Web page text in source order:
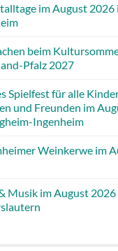
im August 2026
beim
Pfalz 2027
Spielfest für alle
und Freunden im
Ingenheim
Weinkerwe im
Musik im August 2026